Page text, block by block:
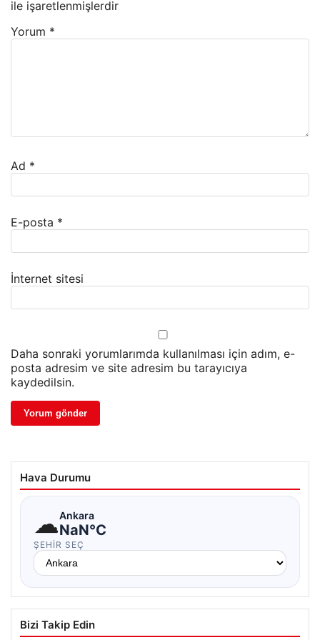
ile işaretlenmişlerdir
Yorum *
Ad *
E-posta *
İnternet sitesi
Daha sonraki yorumlarımda kullanılması için adım, e-
posta adresim ve site adresim bu tarayıcıya
kaydedilsin.
Hava Durumu
☁Ankara
NaN°C
ŞEHIR SEÇ
Bizi Takip Edin